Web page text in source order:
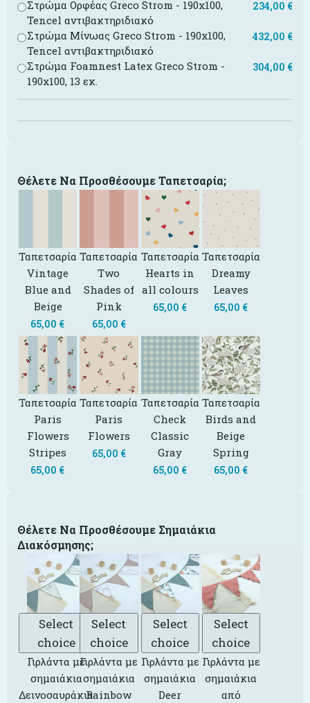
Στρώμα Ορφέας Greco Strom - 190x100,
Tencel αντιβακτηριδιακό
234,00 €
Στρώμα Μίνωας Greco Strom - 190x100,
Tencel αντιβακτηριδιακό
432,00 €
Στρώμα Foamnest Latex Greco Strom -
190x100, 13 εκ.
304,00 €
Θέλετε Να Προσθέσουμε Ταπετσαρία;
Ταπετσαρία
Vintage
Blue and
Beige
65,00 €
Ταπετσαρία
Two
Shades of
Pink
65,00 €
Ταπετσαρία
Hearts in
all colours
65,00 €
Ταπετσαρία
Dreamy
Leaves
65,00 €
Ταπετσαρία
Paris
Flowers
Stripes
65,00 €
Ταπετσαρία
Paris
Flowers
65,00 €
Ταπετσαρία
Check
Classic
Gray
65,00 €
Ταπετσαρία
Birds and
Beige
Spring
65,00 €
Θέλετε Να Προσθέσουμε Σημαιάκια
Διακόσμησης;
Select
choice
Γιρλάντα με
σημαιάκια
Δεινοσαυράκια
Select
choice
Γιρλάντα με
σημαιάκια
Rainbow
Select
choice
Γιρλάντα με
σημαιάκια
Deer
Select
choice
Γιρλάντα με
σημαιάκια
από